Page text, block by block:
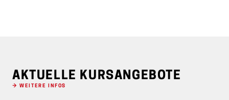
AKTUELLE KURSANGEBOTE
→ WEITERE INFOS